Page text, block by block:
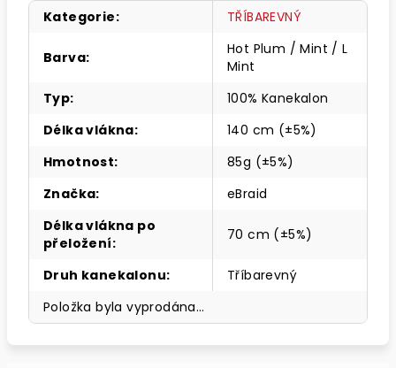
Kategorie: TŘÍBAREVNÝ
Barva:
Hot Plum / Mint / L
Mint
Typ:
100% Kanekalon
Délka vlákna:
140 cm (±5%)
Hmotnost:
85g (±5%)
Značka:
eBraid
Délka vlákna po
přeložení: 70 cm (±5%)
Druh kanekalonu:
Tříbarevný
Položka byla vyprodána…